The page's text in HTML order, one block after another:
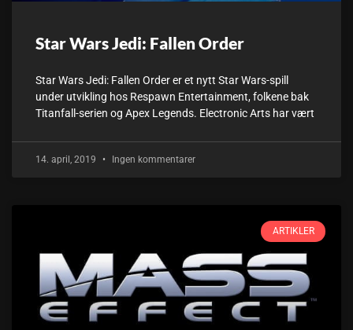
Star Wars Jedi: Fallen Order
Star Wars Jedi: Fallen Order er et nytt Star Wars-spill
under utvikling hos Respawn Entertainment, folkene bak
Titanfall-serien og Apex Legends. Electronic Arts har vært
14. april, 2019 Ingen kommentarer
ARTIKLER